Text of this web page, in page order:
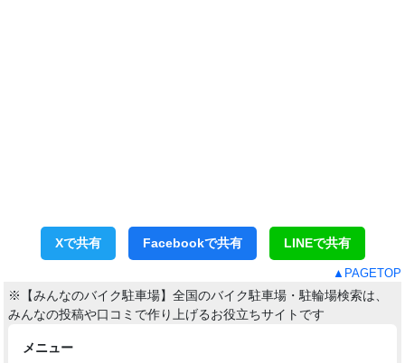
Xで共有 Facebookで共有 LINEで共有
▲PAGETOP
※【みんなのバイク駐車場】全国のバイク駐車場・駐輪場検索は、
みんなの投稿や口コミで作り上げるお役立ちサイトです
メニュー